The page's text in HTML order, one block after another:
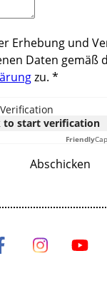
Erhebung und
Daten gemäß
zu. *
to start verification
Friendly
Abschicken